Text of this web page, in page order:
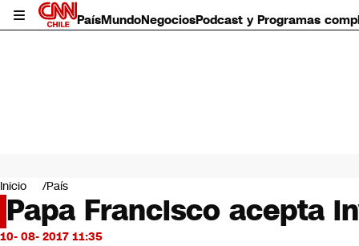
PaísMundoNegociosPodcast y Programas
Mundo
Negocios
Deportes
Programas completos
Inicio País
Papa Francisco acepta
10- 08- 2017 11:35